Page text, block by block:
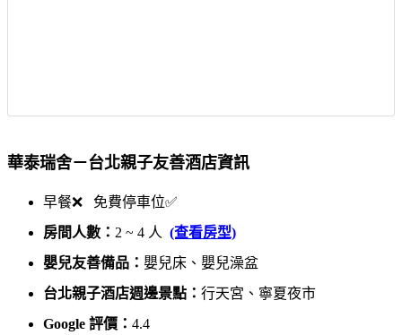
華泰瑞舍－台北親子友善酒店資訊
早餐❌ 免費停車位✅
房間人數： 2 ~ 4 人 (查看房型)
嬰兒友善備品： 嬰兒床、嬰兒澡盆
台北親子酒店週邊景點： 行天宮、寧夏夜市
Google 評價： 4.4